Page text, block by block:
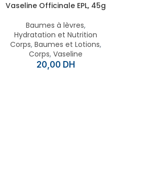
Vaseline Officinale EPL, 45g
Baumes à lèvres,
Hydratation et Nutrition
Corps, Baumes et Lotions,
Corps, Vaseline
20,00 DH